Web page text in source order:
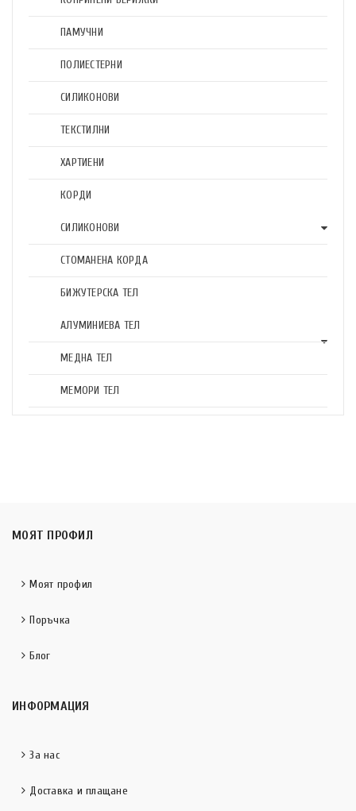
ПАМУЧНИ
ПОЛИЕСТЕРНИ
СИЛИКОНОВИ
ТЕКСТИЛНИ
ХАРТИЕНИ
КОРДИ
СИЛИКОНОВИ
СТОМАНЕНА КОРДА
БИЖУТЕРСКА ТЕЛ
АЛУМИНИЕВА ТЕЛ
МЕДНА ТЕЛ
МЕМОРИ ТЕЛ
МОЯТ ПРОФИЛ
Моят профил
Поръчка
Блог
ИНФОРМАЦИЯ
За нас
Доставка и плащане